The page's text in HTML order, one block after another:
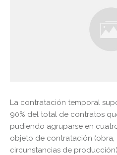
La contratación temporal
90% del total de contratos
pudiendo agruparse en
objeto de contratación (obra,
circunstancias de